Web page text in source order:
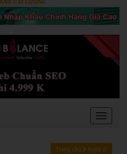
Trang chủ Nghệ sĩ